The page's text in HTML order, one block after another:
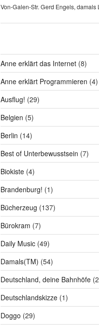
Von-Galen-Str. Gerd Engels, damals
Anne erklärt das Internet(8)
Anne erklärt Programmieren (4)
Ausflug! (29)
Belgien (5)
Berlin (14)
Best of Unterbewusstsein (7)
Biokiste(4)
Brandenburg! (1)
Bücherzeug (137)
Bürokram (7)
Daily Music(49)
Damals(TM) (54)
Deutschland, deine Bahnhöfe
Deutschlandskizze(1)
Doggo (29)